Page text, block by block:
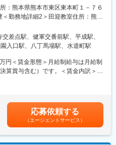
ズを捉えた経営をしており、昨年度
クラスです。また新規校舎の開設
の自社開発など、積極的に新規事業
成績状況の共有、対応策の保護者報
校生活などの近況をヒアリングを実
や学習指導に活かしていきます。
擬授業・先輩社員の同席指導な
確実に取得可能（完全閉館日あ
明光義塾」の教室長候補として、小
した授業を担当しつつ、教室運営
す。生徒一人ひとりの学習課題や目
と、保護者対応や教室運営の補佐業
3名の個別指導形式です。生徒の学
や営業力、提案力といったスキル
は新人講師研修や先輩講師の授業見
して安心して業務を始めることがで
：熊本県熊本市東区東本町１－７６
勤務地詳細2＞田迎教室住所：熊本
号 HOUIIビル1F受動喫煙対策：屋内
敷教室住所：熊本県熊本市中央区新
敷ビル１Ｆ受動喫煙対策：屋内全
差点駅、健軍交番前駅、平成駅、
入口駅、八丁馬場駅、水道町駅
円＜賃金形態＞月給制給与は月給制
算賞与含む）です。＜賃金内訳＞月
までも目安の金額であり、選考を通
す。月給(月額)は固定手当を含めた表
応募依頼する
（エージェントサービス）